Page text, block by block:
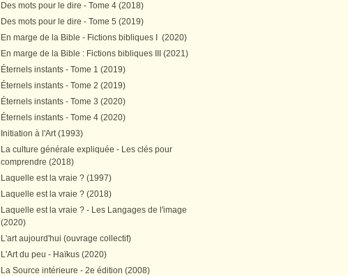
Des mots pour le dire - Tome 4 (2018)
Des mots pour le dire - Tome 5 (2019)
En marge de la Bible - Fictions bibliques I (2020)
En marge de la Bible : Fictions bibliques III (2021)
Éternels instants - Tome 1 (2019)
Éternels instants - Tome 2 (2019)
Éternels instants - Tome 3 (2020)
Éternels instants - Tome 4 (2020)
Initiation à l'Art (1993)
La culture générale expliquée - Les clés pour
comprendre (2018)
Laquelle est la vraie ? (1997)
Laquelle est la vraie ? (2018)
Laquelle est la vraie ? - Les Langages de l'image
(2020)
L'art aujourd'hui (ouvrage collectif)
L'Art du peu - Haïkus (2020)
La Source intérieure - 2e édition (2008)